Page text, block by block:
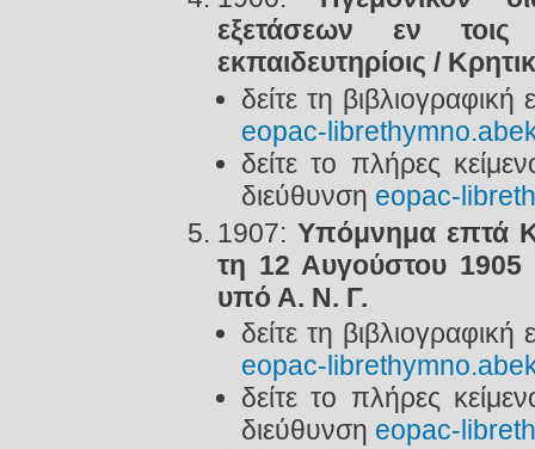
εξετάσεων εν
εκπαιδευτηρίοις /
δείτε τη
eopac-
δείτε το πλήρες
διεύθυνση eopac-
1907: Υπόμνημα επτά
τη 12 Αυγούστου 1905
υπό Α. Ν. Γ.
δείτε τη
eopac-
δείτε το πλήρες
διεύθυνση eopac-